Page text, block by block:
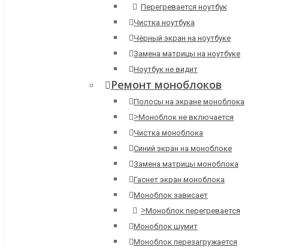
Перегревается ноутбук
Чистка ноутбука
Чёрный экран на ноутбуке
Замена матрицы на ноутбуке
Ноутбук не видит
Ремонт моноблоков
Полосы на экране моноблока
>Моноблок не включается
Чистка моноблока
Синий экран на моноблоке
Замена матрицы моноблока
Гаснет экран моноблока
Моноблок зависает
>Моноблок перегревается
Моноблок шумит
Моноблок перезагружается